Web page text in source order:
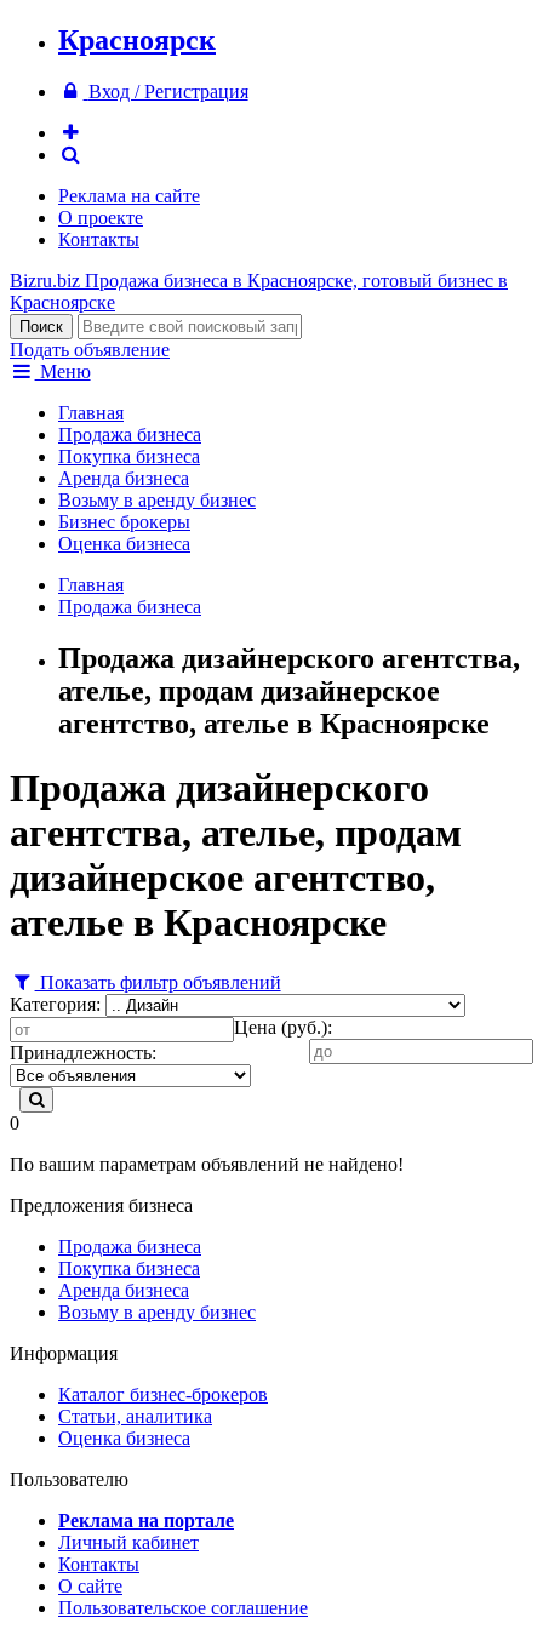
Красноярск
Вход / Регистрация
Реклама на сайте
О проекте
Контакты
Bizru.biz Продажа бизнеса в Красноярске, готовый бизнес в
Красноярске
Подать объявление
Меню
Главная
Продажа бизнеса
Покупка бизнеса
Аренда бизнеса
Возьму в аренду бизнес
Бизнес брокеры
Оценка бизнеса
Главная
Продажа бизнеса
Продажа дизайнерского агентства,
ателье, продам дизайнерское
агентство, ателье в Красноярске
Продажа дизайнерского
агентства, ателье, продам
дизайнерское агентство,
ателье в Красноярске
Показать фильтр объявлений
Категория:
Цена (руб.):
Принадлежность:
0
По вашим параметрам объявлений не найдено!
Предложения бизнеса
Продажа бизнеса
Покупка бизнеса
Аренда бизнеса
Возьму в аренду бизнес
Информация
Каталог бизнес-брокеров
Статьи, аналитика
Оценка бизнеса
Пользователю
Реклама на портале
Личный кабинет
Контакты
О сайте
Пользовательское соглашение